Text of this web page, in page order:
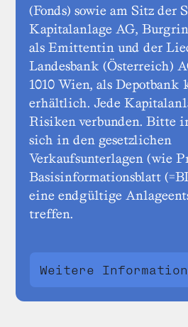
(Fonds) sowie am Sitz der
Kapitalanlage AG,
als Emittentin und der
Landesbank (Österreich)
1010 Wien, als Depotbank
erhältlich. Jede
Risiken verbunden. Bitte
sich in den gesetzlichen
Verkaufsunterlagen (wie
Basisinformationsblatt
eine endgültige
treffen.
Weitere